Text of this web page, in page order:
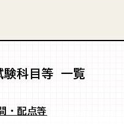
験科目等 一覧
・配点等